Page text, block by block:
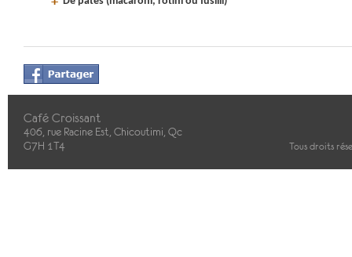
Café Croissant
406, rue Racine Est, Chicoutimi, Qc
G7H 1T4
Tous droits